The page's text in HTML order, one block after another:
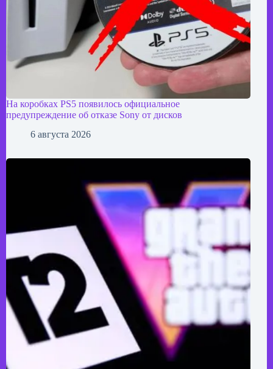
На коробках PS5 появилось официальное
предупреждение об отказе Sony от дисков
6 августа 2026